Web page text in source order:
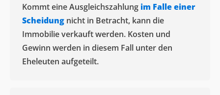
Kommt eine Ausgleichszahlung im Falle einer
Scheidung nicht in Betracht, kann die
Immobilie verkauft werden. Kosten und
Gewinn werden in diesem Fall unter den
Eheleuten aufgeteilt.​